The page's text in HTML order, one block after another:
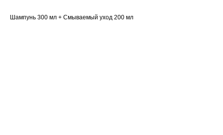
Шампунь 300 мл + Смываемый уход 200 мл